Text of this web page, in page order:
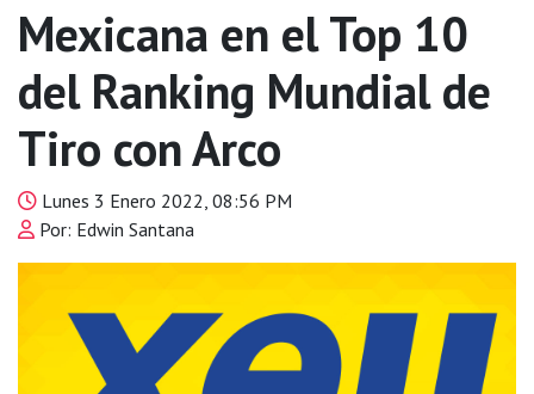
Mexicana en el Top 10
del Ranking Mundial de
Tiro con Arco
Lunes 3 Enero 2022, 08:56 PM
Por: Edwin Santana